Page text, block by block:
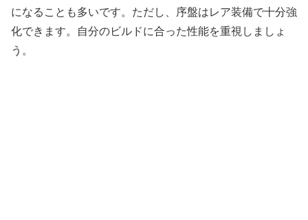
になることも多いです。ただし、序盤はレア装備で十分強
化できます。自分のビルドに合った性能を重視しましょ
う。